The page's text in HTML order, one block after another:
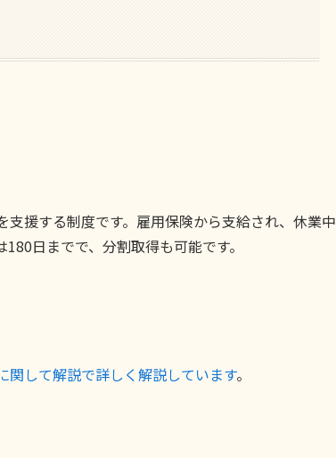
援する制度です。雇用保険から支給され、休業中
日までで、分割取得も可能です。
関して解説で詳しく解説しています。